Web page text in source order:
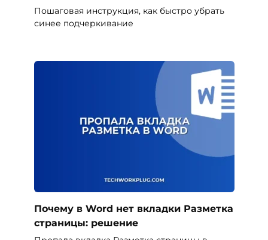
Пошаговая инструкция, как быстро убрать
синее подчеркивание
Почему в Word нет вкладки Разметка
страницы: решение